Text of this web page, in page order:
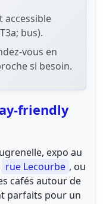
accessible
bus).
vous en
si besoin.
friendly
expo au
rue Lecourbe , ou
cafés autour de
parfaits pour un